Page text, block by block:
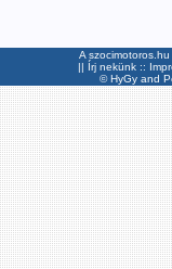
A
|| Írj nekünk ::
©HyGyand